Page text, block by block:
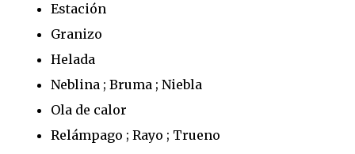
Estación
Granizo
Helada
Neblina ; Bruma ; Niebla
Ola de calor
Relámpago ; Rayo ; Trueno